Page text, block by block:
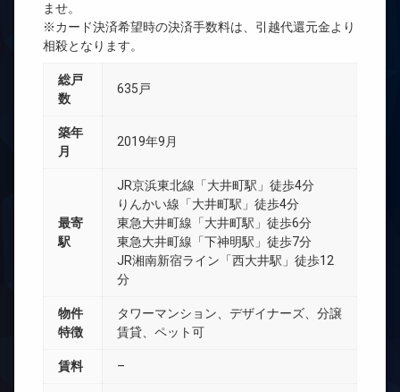
ませ。
※カード決済希望時の決済手数料は、引越代還元金より
相殺となります。
総戸
数
635戸
築年
月
2019年9月
最寄
駅
JR京浜東北線「大井町駅」徒歩4分
りんかい線「大井町駅」徒歩4分
東急大井町線「大井町駅」徒歩6分
東急大井町線「下神明駅」徒歩7分
JR湘南新宿ライン「西大井駅」徒歩12
分
物件
特徴
タワーマンション、デザイナーズ、分譲
賃貸、ペット可
賃料 –